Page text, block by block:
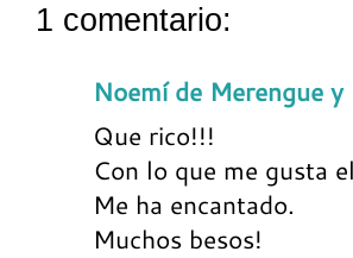
1 comentario:
Noemí de Merengue y
Que rico!!!
Con lo que me gusta
Me ha encantado.
Muchos besos!